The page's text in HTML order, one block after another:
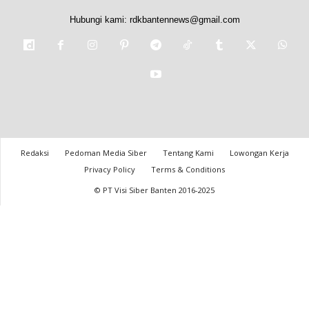
Hubungi kami: rdkbantennews@gmail.com
Redaksi Pedoman Media Siber Tentang Kami
Lowongan Kerja
Privacy Policy
Terms & Conditions
© PT Visi Siber Banten 2016-2025